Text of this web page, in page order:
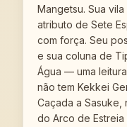
Mangetsu. Sua
atributo de Sete
com força. Seu
e sua coluna de
Água — uma
não tem Kekkei
Caçada a Sasuke,
do Arco de